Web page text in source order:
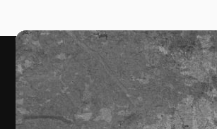
動画
映像素材
モーショングラフィックス
動画テンプレート
アイコン
3D モデル
フォント
最高のクリエイティブ制作を導